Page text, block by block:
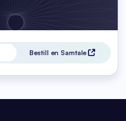
Bestill en Samtale